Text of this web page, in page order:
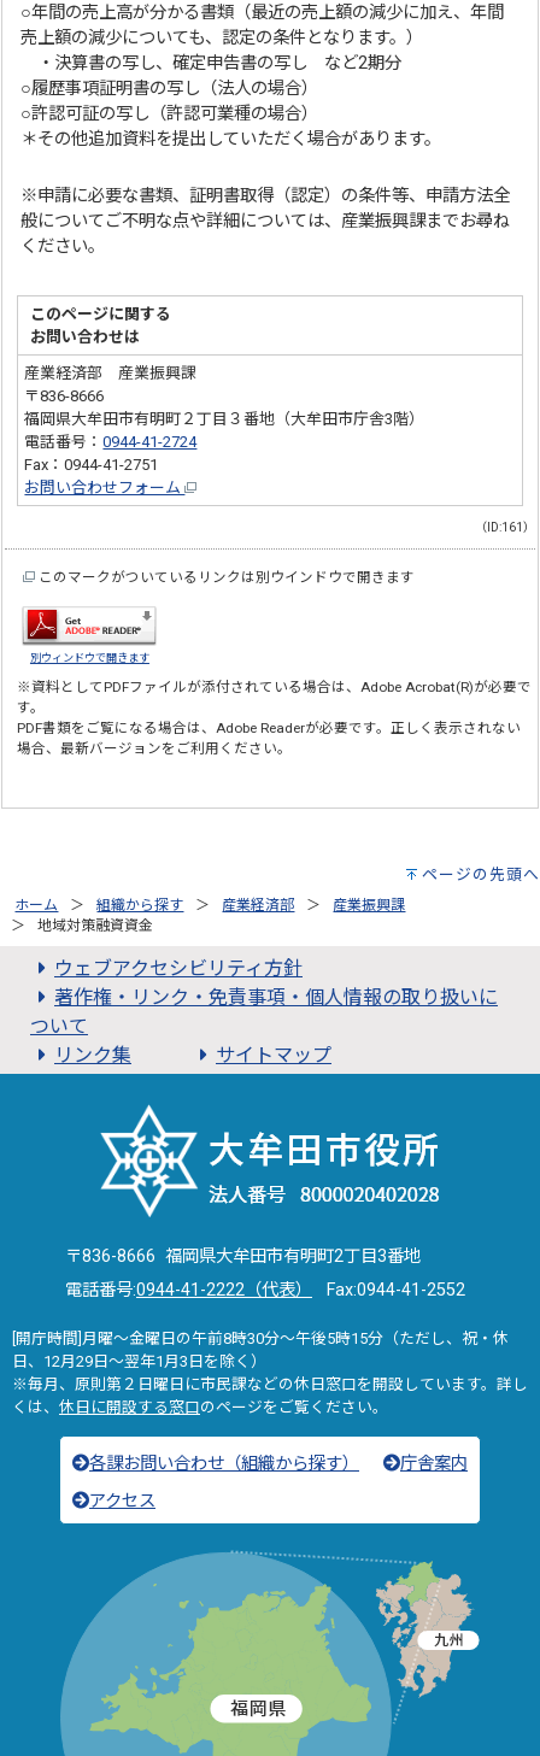
○年間の売上高が分かる書類（最近の売上額の減少に加え、年間
売上額の減少についても、認定の条件となります。）
・決算書の写し、確定申告書の写し など2期分
○履歴事項証明書の写し（法人の場合）
○許認可証の写し（許認可業種の場合）
＊その他追加資料を提出していただく場合があります。
※申請に必要な書類、証明書取得（認定）の条件等、申請方法全
般についてご不明な点や詳細については、産業振興課までお尋ね
ください。
このページに関する
お問い合わせは
産業経済部 産業振興課
〒836-8666
福岡県大牟田市有明町２丁目３番地（大牟田市庁舎3階）
電話番号：0944-41-2724
Fax：0944-41-2751
お問い合わせフォーム
（ID:161）
このマークがついているリンクは別ウインドウで開きます
別ウィンドウで開きます
※資料としてPDFファイルが添付されている場合は、Adobe Acrobat(R)が必要で
す。
PDF書類をご覧になる場合は、Adobe Readerが必要です。正しく表示されない
場合、最新バージョンをご利用ください。
ページの先頭へ
ホーム 組織から探す 産業経済部
産業振興課
地域対策融資資金
ウェブアクセシビリティ方針
著作権・リンク・免責事項・個人情報の取り扱いに
ついて
リンク集
サイトマップ
〒836-8666 福岡県大牟田市有明町2丁目3番地
電話番号:0944-41-2222（代表） Fax:0944-41-2552
[開庁時間]月曜～金曜日の午前8時30分～午後5時15分（ただし、祝・休
日、12月29日～翌年1月3日を除く）
※毎月、原則第２日曜日に市民課などの休日窓口を開設しています。詳し
くは、 休日に開設する窓口のページをご覧ください。
各課お問い合わせ（組織から探す）
庁舎案内
アクセス